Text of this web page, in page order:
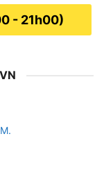
- 21h00)